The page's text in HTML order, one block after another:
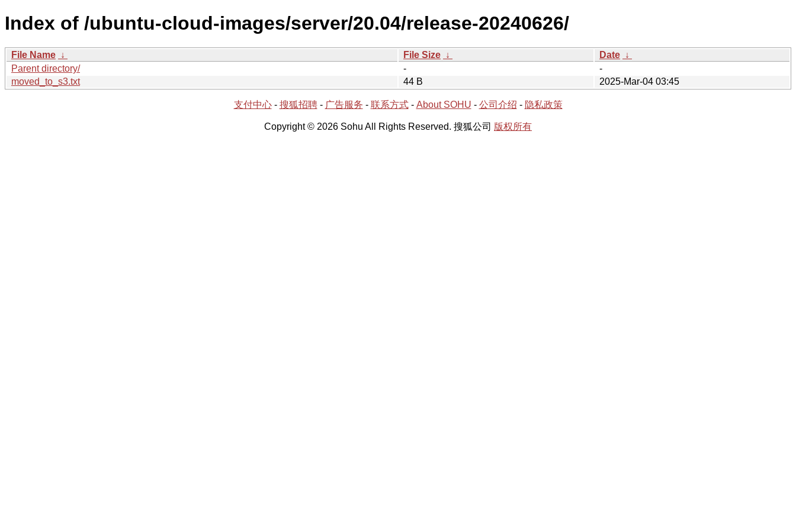
Index of /ubuntu-cloud-images/server/20.04/release-20240626/
File Name ↓ File Size ↓ Date ↓
Parent directory/
-
-
moved_to_s3.txt
44 B 2025-Mar-04 03:45
支付中心- 搜狐招聘- 广告服务 - 联系方式- About SOHU - 公司介绍 - 隐私政策
Copyright © 2026 Sohu All Rights Reserved. 搜狐公司 版权所有